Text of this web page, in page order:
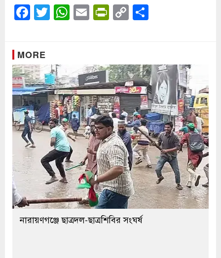
Facebook
Twitter
WhatsApp
EmailPrintFriendly
Copy
Link
MORE
নারায়ণগঞ্জে ছাত্রদল-ছাত্রশিবির সংঘর্ষ